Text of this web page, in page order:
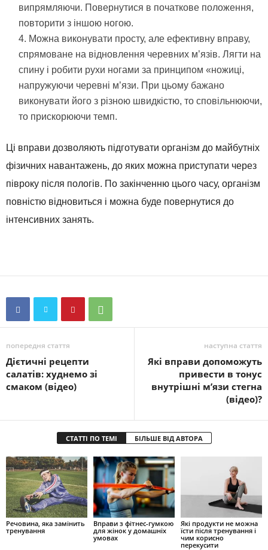
випрямляючи. Повернутися в початкове положення,
повторити з іншою ногою.
Можна виконувати просту, але ефективну вправу,
спрямоване на відновлення черевних м’язів. Лягти на
спину і робити рухи ногами за принципом «ножиці,
напружуючи черевні м’язи. При цьому бажано
виконувати його з різною швидкістю, то сповільнюючи,
то прискорюючи темп.
Ці вправи дозволяють підготувати організм до майбутніх
фізичних навантажень, до яких можна приступати через
півроку після пологів. По закінченню цього часу, організм
повністю відновиться і можна буде повернутися до
інтенсивних занять.
попередня стаття
Дієтичні рецепти
салатів: худнемо зі
смаком (відео)
наступна стаття
Які вправи допоможуть
привести в тонус
внутрішні м’язи стегна
(відео)?
СТАТТІ ПО ТЕМІ БІЛЬШЕ ВІД АВТОРА
Речовина, яка замінить
тренування
Вправи з фітнес-гумкою
для жінок у домашніх
умовах
Які продукти не можна
їсти після тренування і
чим корисно
перекусити